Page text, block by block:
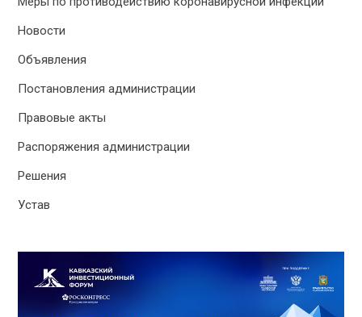
Новости
Объявления
Постановления администрации
Правовые акты
Распоряжения администрации
Решения
Устав